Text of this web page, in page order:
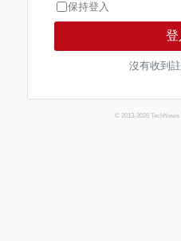
保持登入
登
沒有收到
© 2013-2026 TechNews